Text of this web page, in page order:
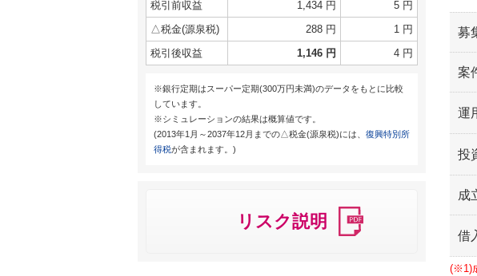
税引前収益
1,434 円
5 円
△税金(源泉税)
288 円
1 円
税引後収益
1,146 円 4 円
※銀行定期はスーパー定期(300万円未満)のデータをもとに比較
しています。
※シミュレーションの結果は概算値です。
(2013年1月～2037年12月までの△税金(源泉税)には、 復興特別所
得税が含まれます。)
リスク説明
募
案
運
投
成
借
(※1)